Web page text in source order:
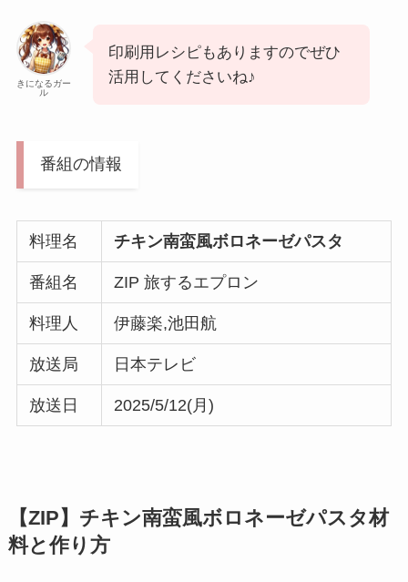
きになるガー
ル
印刷用レシピもありますのでぜひ
活用してくださいね♪
番組の情報
料理名 チキン南蛮風ボロネーゼパスタ
番組名 ZIP 旅するエプロン
料理人 伊藤楽,池田航
放送局 日本テレビ
放送日 2025/5/12(月)
【ZIP】チキン南蛮風ボロネーゼパスタ材
料と作り方